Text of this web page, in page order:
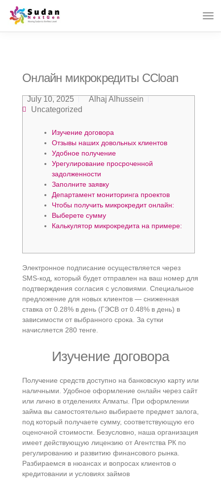
Онлайн микрокредиты CCloan
July 10, 2025
Alhaj Alhussein
Uncategorized
Изучение договора
Отзывы наших довольных клиентов
Удобное получение
Урегулирование просроченной
задолженности
Заполните заявку
Департамент мониторинга проектов
Чтобы получить микрокредит онлайн:
Выберете сумму
Калькулятор микрокредита на примере:
Электронное подписание осуществляется через
SMS-код, который будет отправлен на ваш номер для
подтверждения согласия с условиями. Специальное
предложение для новых клиентов — сниженная
ставка от 0.28% в день (ГЭСВ от 0.48% в день) в
зависимости от выбранного срока. За сутки
начисляется 280 тенге.
Изучение договора
Получение средств доступно на банковскую карту или
наличными. Удобное оформление онлайн через сайт
или лично в отделениях Алматы. При оформлении
займа вы самостоятельно выбираете предмет залога,
под который получаете сумму, соответствующую его
оценочной стоимости. Безусловно, наша организация
имеет действующую лицензию от Агентства РК по
регулированию и развитию финансового рынка.
Разбираемся в нюансах и вопросах клиентов о
кредитовании и условиях займов